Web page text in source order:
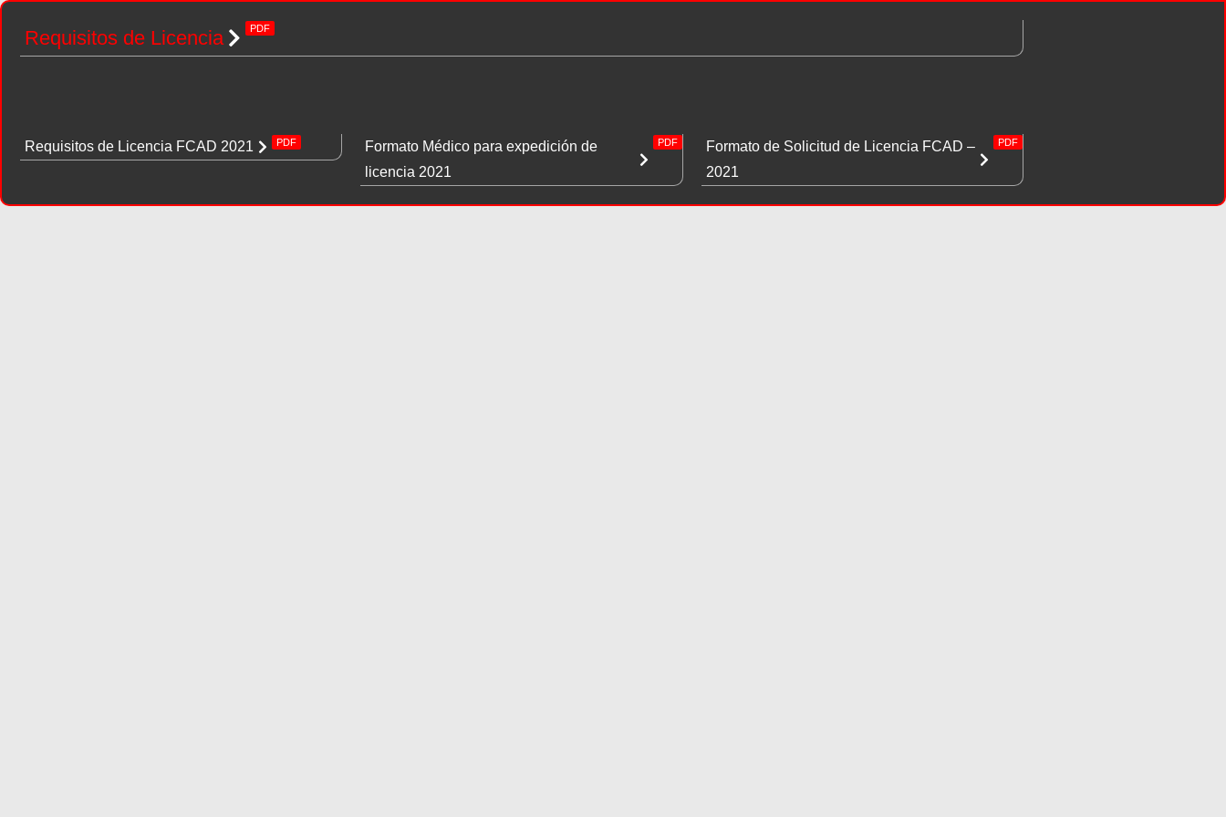
Requisitos de Licencia PDF
Requisitos de Licencia FCAD 2021 PDF
Formato Médico para expedición de
licencia 2021
PDF
Formato de Solicitud de Licencia FCAD –
2021
PDF